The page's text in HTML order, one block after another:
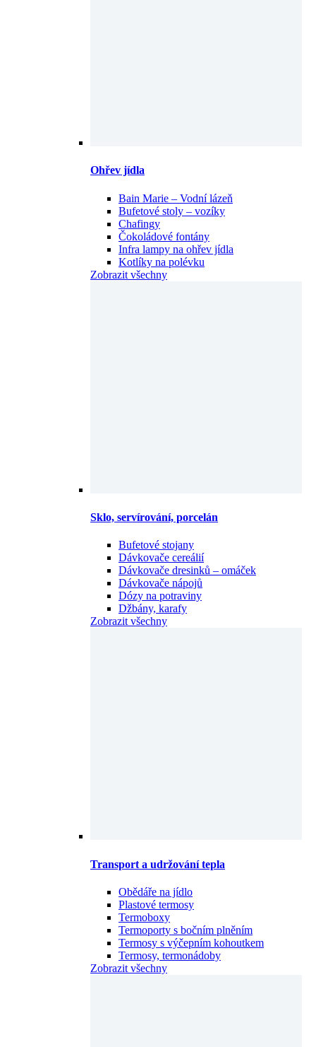
Ohřev jídla
Bain Marie – Vodní lázeň
Bufetové stoly – vozíky
Chafingy
Čokoládové fontány
Infra lampy na ohřev jídla
Kotlíky na polévku
Zobrazit všechny
Sklo, servírování, porcelán
Bufetové stojany
Dávkovače cereálií
Dávkovače dresinků – omáček
Dávkovače nápojů
Dózy na potraviny
Džbány, karafy
Zobrazit všechny
Transport a udržování tepla
Obědáře na jídlo
Plastové termosy
Termoboxy
Termoporty s bočním plněním
Termosy s výčepním kohoutkem
Termosy, termonádoby
Zobrazit všechny